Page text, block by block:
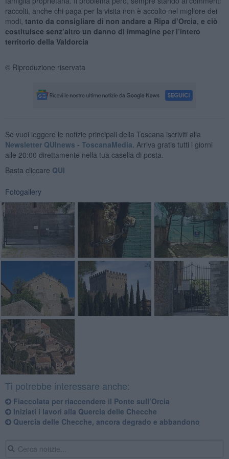
raccolti, anche chi paga per la visita non è accolto nel migliore dei
modi, tanto da consigliare di non andare a Ripa d’Orcia, e ciò
costituisce senz’altro un danno di immagine per l’intero
territorio della Valdorcia
© Riproduzione riservata
Se vuoi leggere le notizie principali della Toscana iscriviti alla
Newsletter QUInews - ToscanaMedia. Arriva gratis tutti i giorni
alle 20:00 direttamente nella tua casella di posta.
Basta cliccare QUI
Fotogallery
Ti potrebbe interessare anche:
Fiaccolata per riaccendere il Ponte sull’Orcia
Iniziati i lavori alla Quercia delle Checche
Quercia delle Checche, ancora degrado e abbandono